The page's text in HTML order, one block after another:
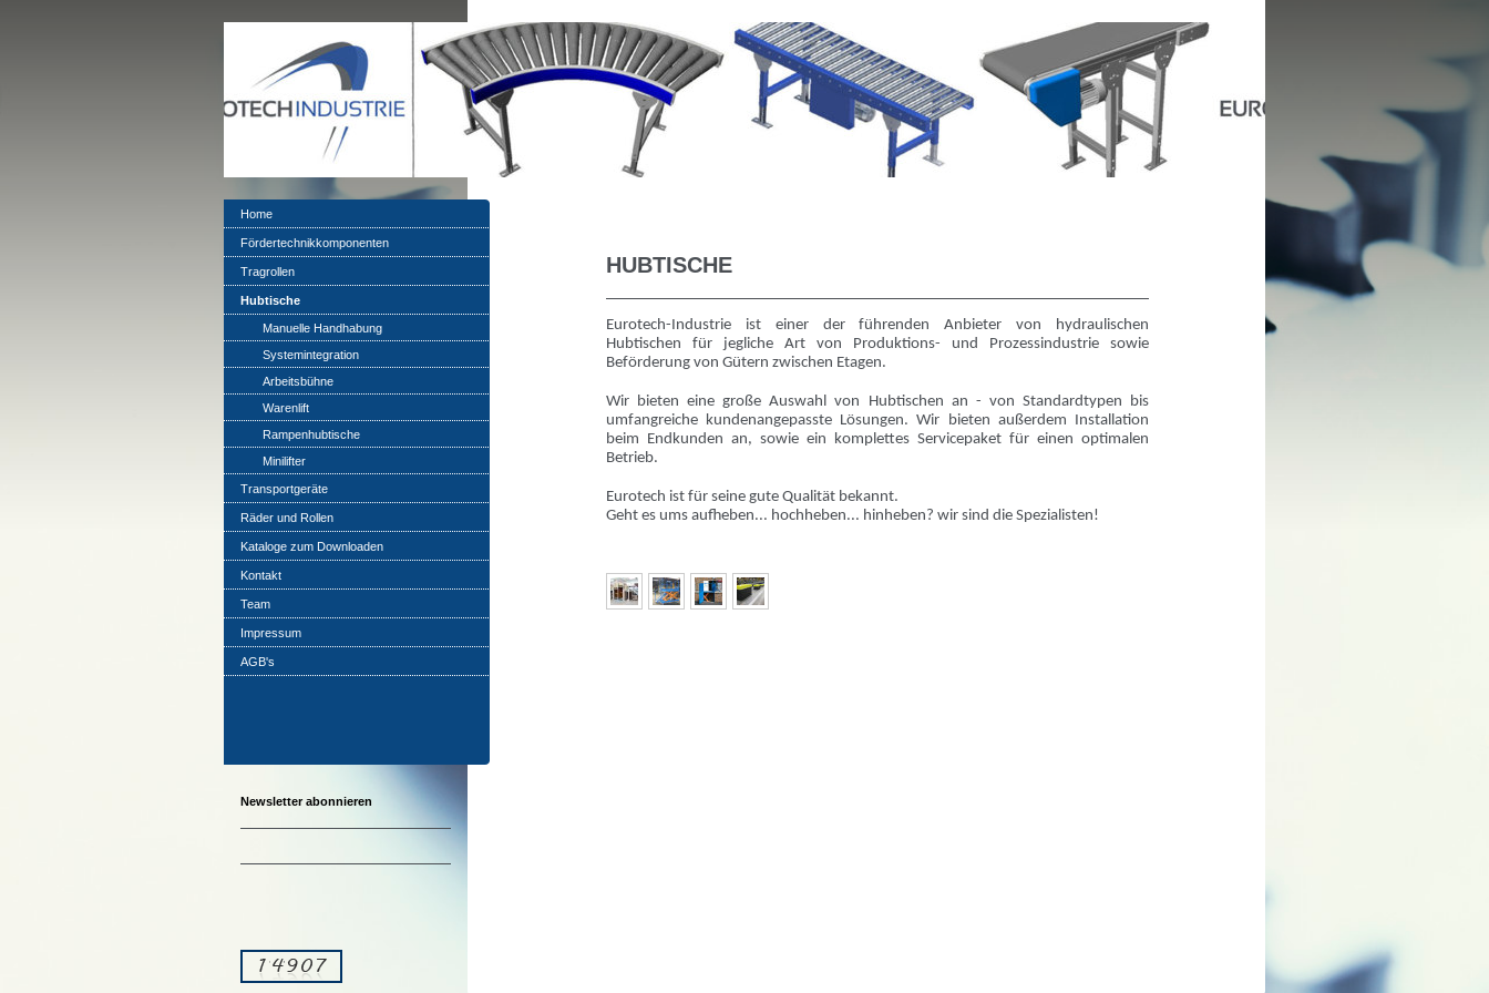
HUBTISCHE
Eurotech-Industrie ist einer der führenden Anbieter von hydraulischen
Hubtischen für jegliche Art von Produktions- und Prozessindustrie sowie
Beförderung von Gütern zwischen Etagen.
Wir bieten eine große Auswahl von Hubtischen an - von Standardtypen bis
umfangreiche kundenangepasste Lösungen. Wir bieten außerdem Installation
beim Endkunden an, sowie ein komplettes Servicepaket für einen optimalen
Betrieb.
Eurotech ist für seine gute Qualität bekannt.
Geht es ums aufheben... hochheben... hinheben? wir sind die Spezialisten!
Home
Fördertechnikkomponenten
Tragrollen
Hubtische
Manuelle Handhabung
Systemintegration
Arbeitsbühne
Warenlift
Rampenhubtische
Minilifter
Transportgeräte
Räder und Rollen
Kataloge zum Downloaden
Kontakt
Team
Impressum
AGB's
Newsletter abonnieren